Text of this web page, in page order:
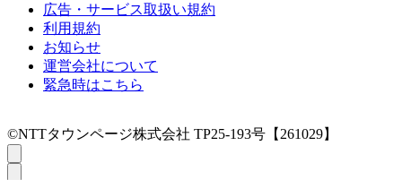
広告・サービス取扱い規約
利用規約
お知らせ
運営会社について
緊急時はこちら
©NTTタウンページ株式会社 TP25-193号【261029】